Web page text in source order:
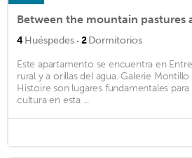
Between the mountain pastures
4Huéspedes · 2Dormitorios
Este apartamento se encuentra en
rural y a orillas del agua. Galerie
Histoire son lugares fundamentales
cultura en esta ...